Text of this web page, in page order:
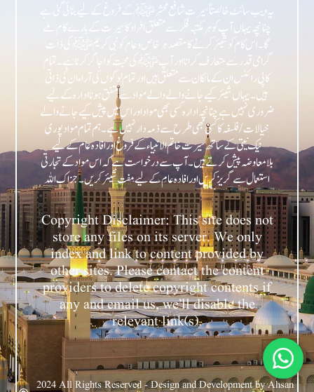
یہ ویب سائٹ خالصتاً سیرت شافع محشر ﷺ کے فروغ کے لیے بنائی گئی ہے
چنانچہ یہاں آپ کو ہر مکتبہ فکر سے متعلق افراد کا سیرت کے بارے کام ملے
گا۔ اس کام کو شیئر کرنے کا مقصد ہر خاص و عام کو نبی کریمﷺ کی ذات
گرامی قدر سے متعارف کرانا اور آپﷺ کی محبت کو اجاگر کرنا ہے۔ تمام
کاپی رائٹس ان کے مالکان سے متعلق ہیں اور تمام لوگوں کی آراء ان کی ذاتی
ہیں۔ یہاں شیئر کیے جانے والے والے مواد سے متفق ہونا ادارہ کے لیے
ضروری نہیں ہے چنانچہ ادارہ کسی بھی مواد اور اس میں پیش کیے جانے والے
خیالات/فلسفہ کا کسی بھی طرح سے ذمہ دار نہیں ہے۔ ہم تمام مواد پوری
نیک نیتی کے ساتھ سیرت خاتم الانبیاء کے فروغ اور افادہ عام کے لیے
بلامعاوضہ پیش کرتے ہیں۔ آپ سے درخواست ہے کہ اس مواد کے تجارتی
استعمال سے گریز کریں اور افادہ عام کے لیے مفت شیئر کریں۔ جزاک اللہ
Copyright Disclaimer: This site does not
store any files on its server. We only
index and link to content provided by
other sites. Please contact the content
providers to delete copyright contents if
any and email us, we’ll disable the
relevant link(s).
2024 All Rights Reserved - Design and Development by Ahsan